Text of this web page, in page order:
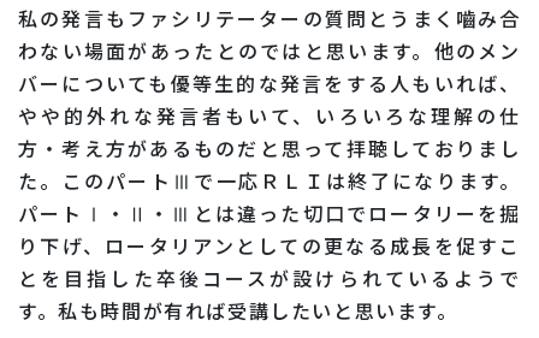
私の発言もファシリテーターの質問とうまく嚙み合
わない場面があったとのではと思います。他のメン
バーについても優等生的な発言をする人もいれば、
やや的外れな発言者もいて、いろいろな理解の仕
方・考え方があるものだと思って拝聴しておりまし
た。このパートⅢで一応ＲＬＩは終了になります。
パートⅠ・Ⅱ・Ⅲとは違った切口でロータリーを掘
り下げ、ロータリアンとしての更なる成長を促すこ
とを目指した卒後コースが設けられているようで
す。私も時間が有れば受講したいと思います。